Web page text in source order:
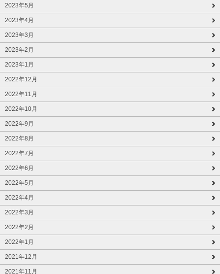
2023年5月
2023年4月
2023年3月
2023年2月
2023年1月
2022年12月
2022年11月
2022年10月
2022年9月
2022年8月
2022年7月
2022年6月
2022年5月
2022年4月
2022年3月
2022年2月
2022年1月
2021年12月
2021年11月